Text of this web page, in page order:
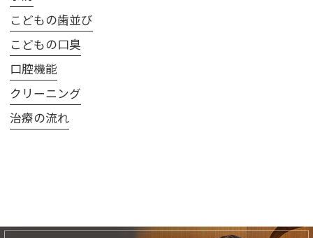
こどもの歯並び
こどもの口臭
口腔機能
クリーニング
治療の流れ